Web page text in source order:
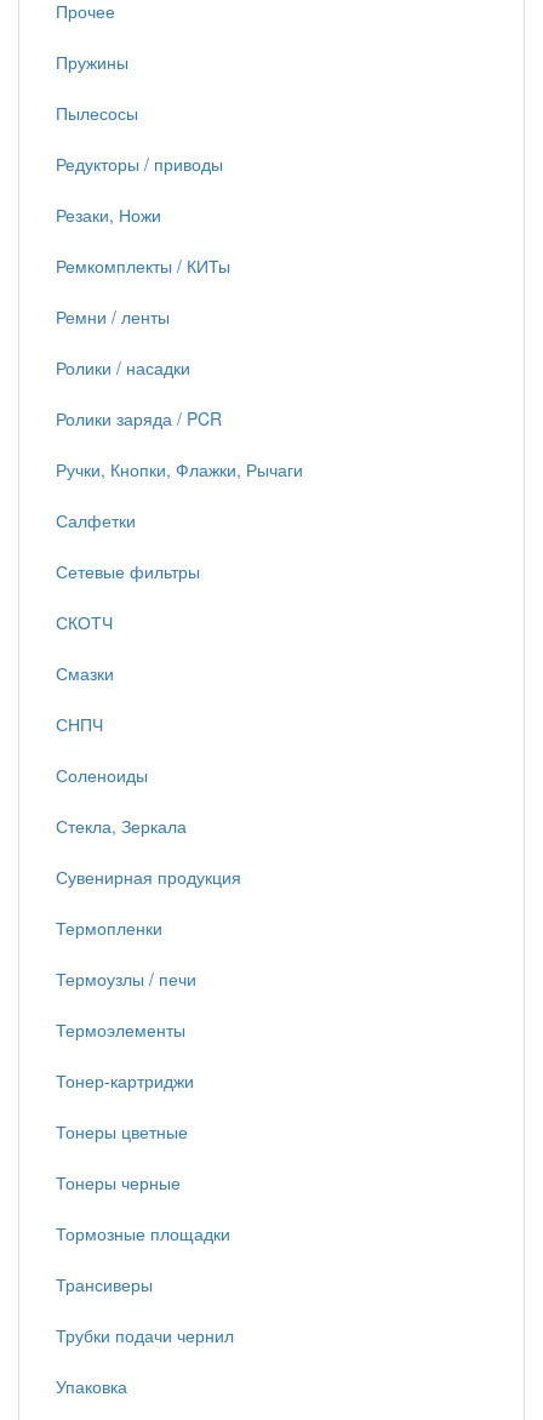
Прочее
Пружины
Пылесосы
Редукторы / приводы
Резаки, Ножи
Ремкомплекты / КИТы
Ремни / ленты
Ролики / насадки
Ролики заряда / PCR
Ручки, Кнопки, Флажки, Рычаги
Салфетки
Сетевые фильтры
СКОТЧ
Смазки
СНПЧ
Соленоиды
Стекла, Зеркала
Сувенирная продукция
Термопленки
Термоузлы / печи
Термоэлементы
Тонер-картриджи
Тонеры цветные
Тонеры черные
Тормозные площадки
Трансиверы
Трубки подачи чернил
Упаковка